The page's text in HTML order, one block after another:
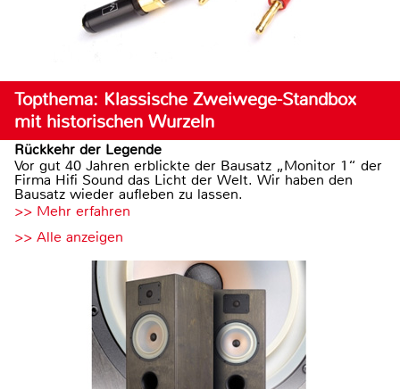
Topthema: Klassische Zweiwege-Standbox
mit historischen Wurzeln
Rückkehr der Legende
Vor gut 40 Jahren erblickte der Bausatz „Monitor 1“ der
Firma Hifi Sound das Licht der Welt. Wir haben den
Bausatz wieder aufleben zu lassen.
>> Mehr erfahren
>> Alle anzeigen